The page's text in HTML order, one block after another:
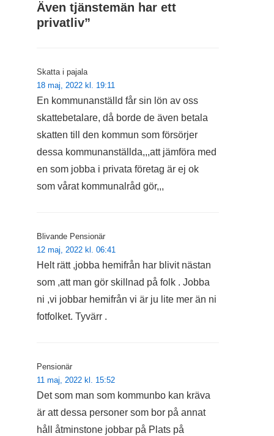
Även tjänstemän har ett
privatliv”
Skatta i pajala
18 maj, 2022 kl. 19:11
En kommunanställd får sin lön av oss
skattebetalare, då borde de även betala
skatten till den kommun som försörjer
dessa kommunanställda,,,att jämföra med
en som jobba i privata företag är ej ok
som vårat kommunalråd gör,,,
Blivande Pensionär
12 maj, 2022 kl. 06:41
Helt rätt ,jobba hemifrån har blivit nästan
som ,att man gör skillnad på folk . Jobba
ni ,vi jobbar hemifrån vi är ju lite mer än ni
fotfolket. Tyvärr .
Pensionär
11 maj, 2022 kl. 15:52
Det som man som kommunbo kan kräva
är att dessa personer som bor på annat
håll åtminstone jobbar på Plats på